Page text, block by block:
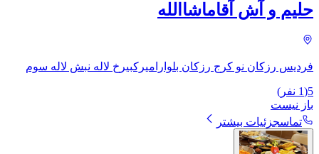
حلیم و آش آقاماشاالله
فردیس رزکان نو کرج رزکان بلوارامیرکبیرخ لاله نبش لاله سوم
5
(
1 نفر)
باز نیست
تماسجزئیات بیشتر